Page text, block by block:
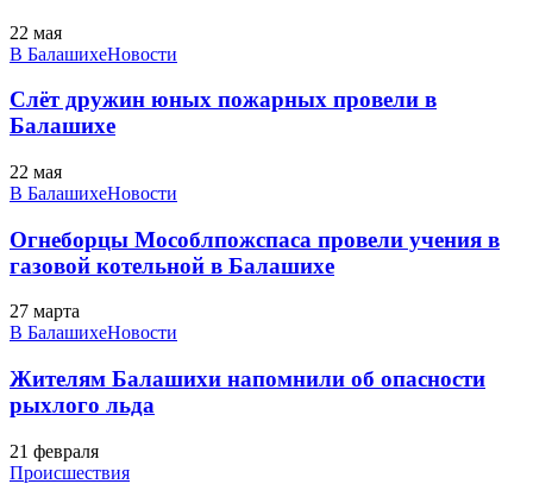
22 мая
В БалашихеНовости
Слёт дружин юных пожарных провели в
Балашихе
22 мая
В БалашихеНовости
Огнеборцы Мособлпожспаса провели учения в
газовой котельной в Балашихе
27 марта
В БалашихеНовости
Жителям Балашихи напомнили об опасности
рыхлого льда
21 февраля
Происшествия